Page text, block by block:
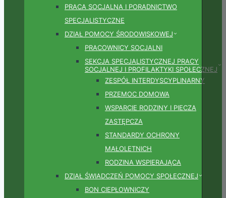
PRACA SOCJALNA I PORADNICTWO
SPECJALISTYCZNE
DZIAŁ POMOCY ŚRODOWISKOWEJ
PRACOWNICY SOCJALNI
SEKCJA SPECJALISTYCZNEJ PRACY
SOCJALNEJ I PROFILAKTYKI SPOŁECZNEJ
ZESPÓŁ INTERDYSCYPLINARNY
PRZEMOC DOMOWA
WSPARCIE RODZINY I PIECZA
ZASTĘPCZA
STANDARDY OCHRONY
MAŁOLETNICH
RODZINA WSPIERAJĄCA
DZIAŁ ŚWIADCZEŃ POMOCY SPOŁECZNEJ
BON CIEPŁOWNICZY